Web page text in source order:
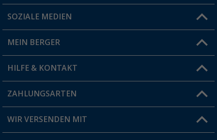
Du hast eine Frage?
Filiale finden
SOZIALE MEDIEN
MEIN BERGER
Vorteilskarte
Blog
Jobs & Karriere
HILFE & KONTAKT
FAQ & Kontakt
Versandinformationen
ZAHLUNGSARTEN
WIR VERSENDEN MIT